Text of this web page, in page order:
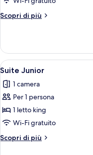
Junior
uso
vista
porto
Scopri di più
Altri
Junior
uso
singolo,
porto
Apri
tutte
le
foto
per
Suite
Junior
5
Suite Junior
1 camera
Per 1 persona
1 letto king
Wi-Fi gratuito
Scopri di più
Altri